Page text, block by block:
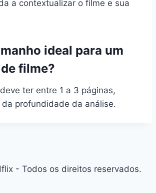
a contextualizar o filme e sua
ideal para um
filme?
ter entre 1 a 3 páginas,
profundidade da análise.
- Todos os direitos reservados.